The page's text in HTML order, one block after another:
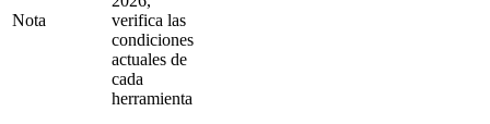
Nota
verifica las
condiciones
actuales de
cada
herramienta